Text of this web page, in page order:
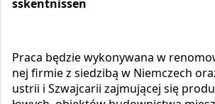
sskentnissen
Praca będzie wykonywana w
nej firmie z siedzibą w Niemczech
ustrii i Szwajcarii zajmującej się